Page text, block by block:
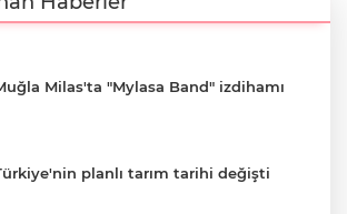
Milas'ta "Mylasa Band" izdihamı
planlı tarım tarihi değişti